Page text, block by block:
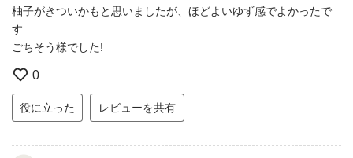
柚子がきついかもと思いましたが、ほどよいゆず感でよかったで
す
ごちそう様でした!
0
役に立った レビューを共有